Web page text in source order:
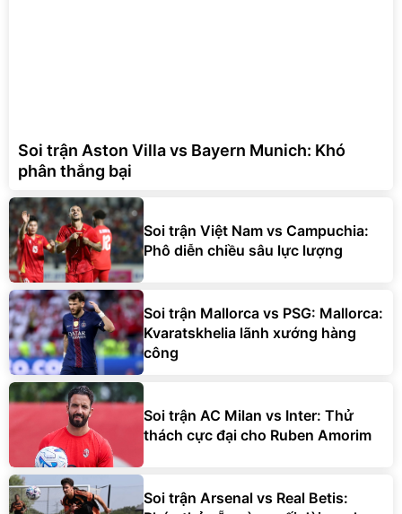
Soi trận Aston Villa vs Bayern Munich: Khó
phân thắng bại
Soi trận Việt Nam vs Campuchia:
Phô diễn chiều sâu lực lượng
Soi trận Mallorca vs PSG: Mallorca:
Kvaratskhelia lãnh xướng hàng
công
Soi trận AC Milan vs Inter: Thử
thách cực đại cho Ruben Amorim
Soi trận Arsenal vs Real Betis: